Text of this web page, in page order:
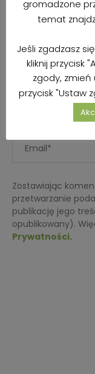
Zostawiając
przetwarzanie
publikację jego
opublikowany).
Prywatności.
gromadzone
temat
Jeśli zgadzasz
kliknij przycisk
zgody, zmień
przycisk "Ustaw